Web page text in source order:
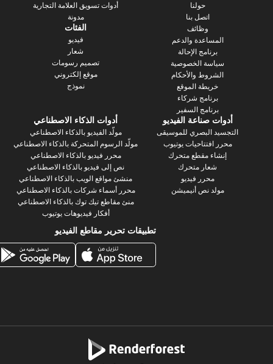
حولنا
اتصل بنا
وظائف
المساعدة والدعم
برنامج الإحالة
سياسة الخصوصية
الشروط والأحكام
خريطة الموقع
برنامج شركاء
برنامج السفير
أدوات تسويق العلامة التجارية
مدونة
الفئات
فيديو
شعار
تصميم رسومات
موقع إلكتروني
نموذج
أدوات صناعة الفيديو
التجسيد البصري للموسيقى
محرر افتتاحيات يوتيوب
إنشاء مقطع متحرك
شعار متحرك
محرر فيديو
مولد نص أنيميشن
أدوات الذكاء الاصطناعي
مولّد الفيديو بالذكاء الاصطناعي
مولّد الرسوم المتحركة بالذكاء الاصطناعي
محرر فيديو بالذكاء الاصطناعي
نص إلى فيديو بالذكاء الاصطناعي
منشئ مواقع الويب بالذكاء الاصطناعي
محرر أسماء شركات بالذكاء الاصطناعي
منئ مقاطع تيك توك بالذكاء الاصطناعي
أفكار فيديوهات يوتيوب
تطبيقات تحرير مقاطع الفيديو